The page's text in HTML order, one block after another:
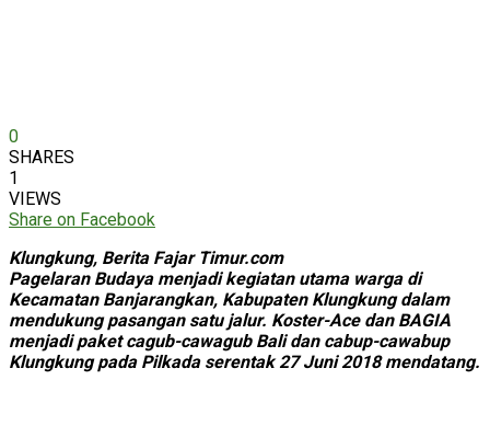
0
SHARES
1
VIEWS
Share on Facebook
Klungkung, Berita Fajar Timur.com
Pagelaran Budaya menjadi kegiatan utama warga di
Kecamatan Banjarangkan, Kabupaten Klungkung dalam
mendukung pasangan satu jalur. Koster-Ace dan BAGIA
menjadi paket cagub-cawagub Bali dan cabup-cawabup
Klungkung pada Pilkada serentak 27 Juni 2018 mendatang.